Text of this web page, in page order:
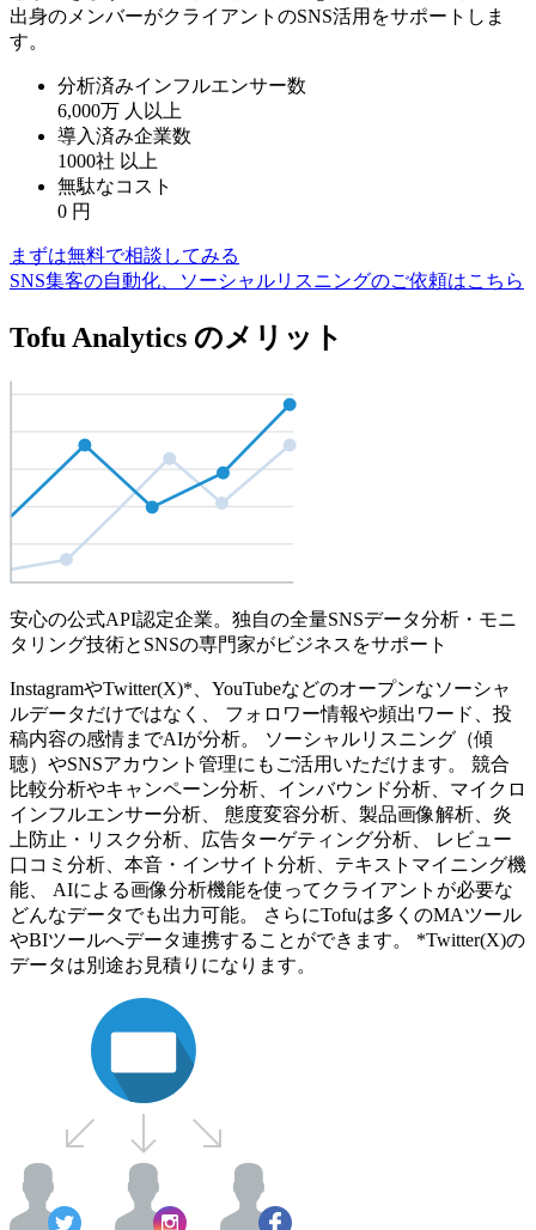
出身のメンバーがクライアントのSNS活用をサポートしま
す。
分析済みインフルエンサー数
6,000万 人以上
導入済み企業数
1000社 以上
無駄なコスト
0 円
まずは無料で相談してみる
SNS集客の自動化、ソーシャルリスニングのご依頼はこちら
Tofu Analytics のメリット
安心の公式API認定企業。独自の全量SNSデータ分析・モニ
タリング技術とSNSの専門家がビジネスをサポート
InstagramやTwitter(X)*、YouTubeなどのオープンなソーシャ
ルデータだけではなく、 フォロワー情報や頻出ワード、投
稿内容の感情までAIが分析。 ソーシャルリスニング（傾
聴）やSNSアカウント管理にもご活用いただけます。 競合
比較分析やキャンペーン分析、インバウンド分析、マイクロ
インフルエンサー分析、 態度変容分析、製品画像解析、炎
上防止・リスク分析、広告ターゲティング分析、 レビュー
口コミ分析、本音・インサイト分析、テキストマイニング機
能、 AIによる画像分析機能を使ってクライアントが必要な
どんなデータでも出力可能。 さらにTofuは多くのMAツール
やBIツールへデータ連携することができます。 *Twitter(X)の
データは別途お見積りになります。